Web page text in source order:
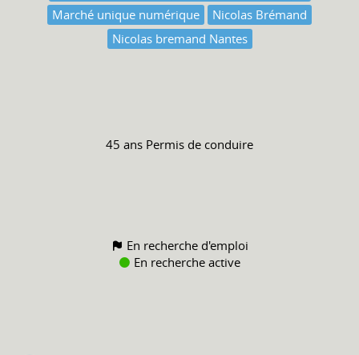
Marché unique numérique
Nicolas Brémand
Nicolas bremand Nantes
45 ans Permis de conduire
En recherche d'emploi
En recherche active